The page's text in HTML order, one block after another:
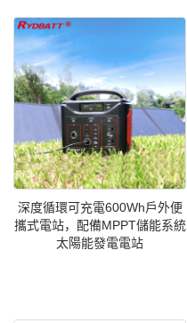
深度循環可充電600Wh戶外便
攜式電站，配備MPPT儲能系統
太陽能發電電站